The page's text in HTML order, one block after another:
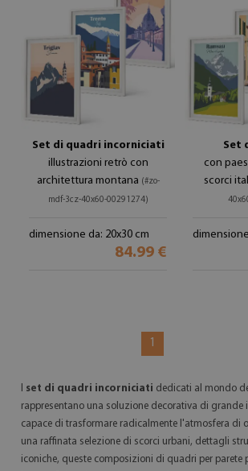
Set di quadri incorniciati
illustrazioni retrò con
architettura montana (#zo-
mdf-3cz-40x60-00291274)
dimensione da: 20x30 cm
84.99 €
Set
con
scorci
1
set di quadri incorniciati dedicati al mondo
rappresentano una soluzione decorativa di grande
capace di trasformare radicalmente l'atmosfera di
una raffinata selezione di scorci urbani, dettagli
iconiche, queste composizioni di quadri per parete